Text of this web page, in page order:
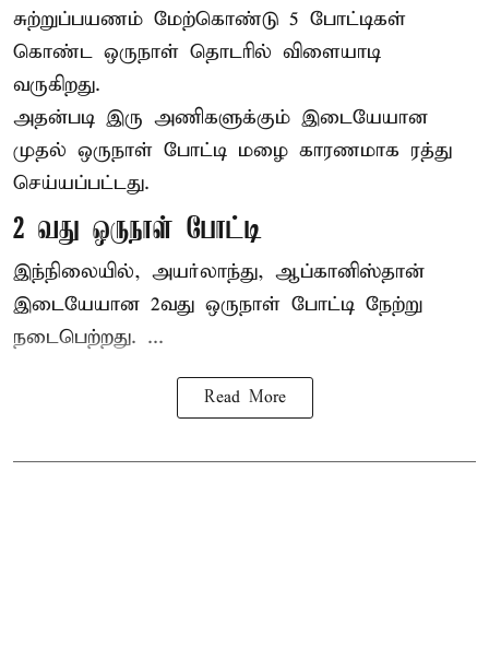
சுற்றுப்பயணம் மேற்கொண்டு 5 போட்டிகள்
கொண்ட ஒருநாள் தொடரில் விளையாடி
வருகிறது.
அதன்படி இரு அணிகளுக்கும் இடையேயான
முதல் ஒருநாள் போட்டி மழை காரணமாக ரத்து
செய்யப்பட்டது.
2 வது ஒருநாள் போட்டி
இந்நிலையில், அயர்லாந்து, ஆப்கானிஸ்தான்
இடையேயான 2வது ஒருநாள் போட்டி நேற்று
நடைபெற்றது. ...
Read More